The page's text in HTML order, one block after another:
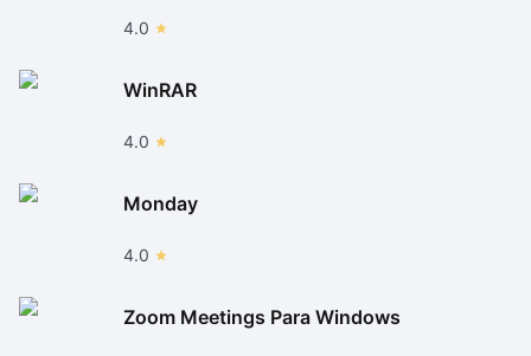
4.0
WinRAR
4.0
Monday
4.0
Zoom Meetings Para Windows